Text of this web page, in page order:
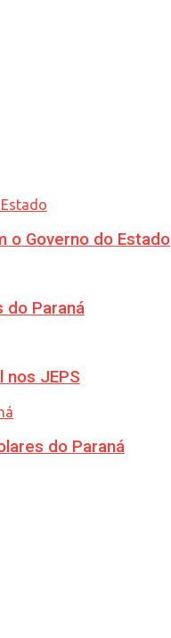
o Governo do Estado
do Paraná
JEPS
do Paraná